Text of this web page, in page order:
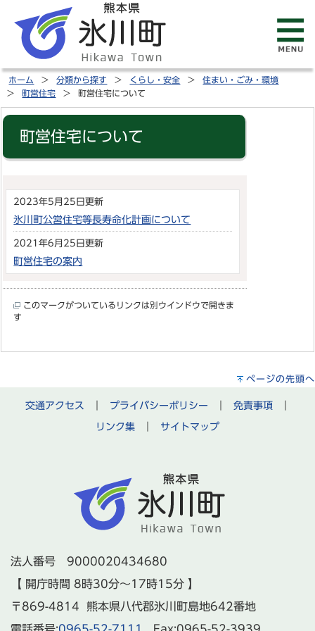
ホーム 分類から探す くらし・安全
住まい・ごみ・環境
町営住宅
町営住宅について
町営住宅について
2023年5月25日更新
氷川町公営住宅等長寿命化計画について
2021年6月25日更新
町営住宅の案内
このマークがついているリンクは別ウインドウで開きま
す
ページの先頭へ
交通アクセス プライバシーポリシー 免責事項
リンク集
サイトマップ
法人番号 9000020434680
【 開庁時間 8時30分～17時15分 】
〒869-4814 熊本県八代郡氷川町島地642番地